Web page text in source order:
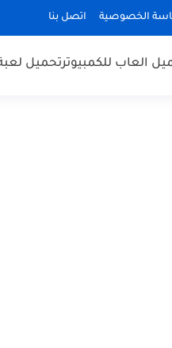
الخصوصية اتصل بنا
العاب للكمبيوترتحميل لعبة